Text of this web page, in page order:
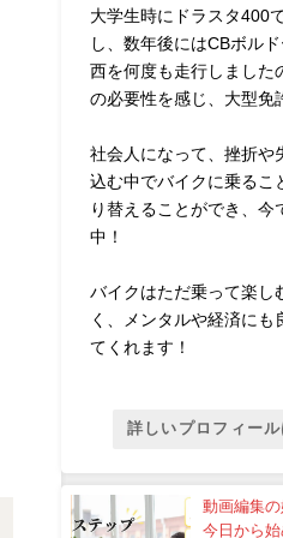
大学生時にドラスタ400
し、数年後にはCBボル
西を何度も走行しました
の必要性を感じ、大型免
社会人になって、挫折や
込む中でバイクに乗るこ
り替えることができ、今
中！
バイクはただ乗って楽し
く、メンタルや経済にも
てくれます！
詳しいプロフィール
動画編集
今日から